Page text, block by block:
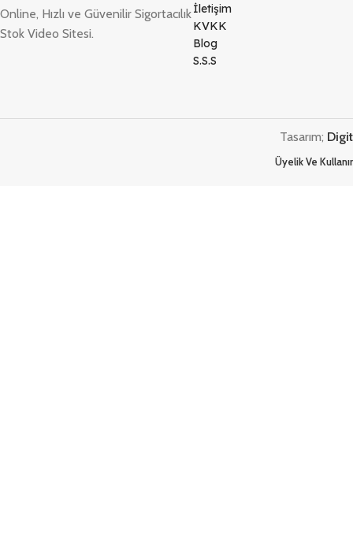
Online, Hızlı ve Güvenilir Sigortacılık
Stok Video Sitesi.
İletişim
KVKK
Blog
S.S.S
Tasarım;
Üyelik Ve